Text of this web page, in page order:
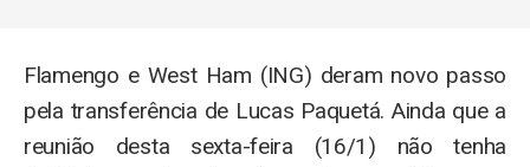
Flamengo e West Ham (ING) deram novo passo
pela transferência de Lucas Paquetá. Ainda que a
reunião desta sexta-feira (16/1) não tenha